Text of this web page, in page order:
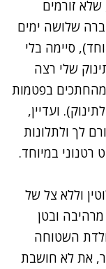
זורמים
שלושה ימים
סיימה בלי
שלי רצה
בפטמות
ועדיין,
לך ולתלונות
רטנוני במיוחד.
וללא צל של
ובטן
השטוחה
את לא חושבת